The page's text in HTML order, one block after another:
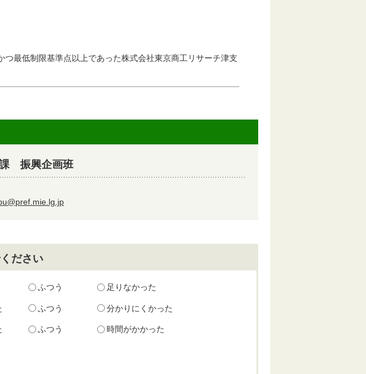
最低制限基準点以上であった株式会社東京商工リサーチ津支
振興企画班
ださい
ふつう 足りなかった
ふつう 分かりにくかった
ふつう 時間がかかった